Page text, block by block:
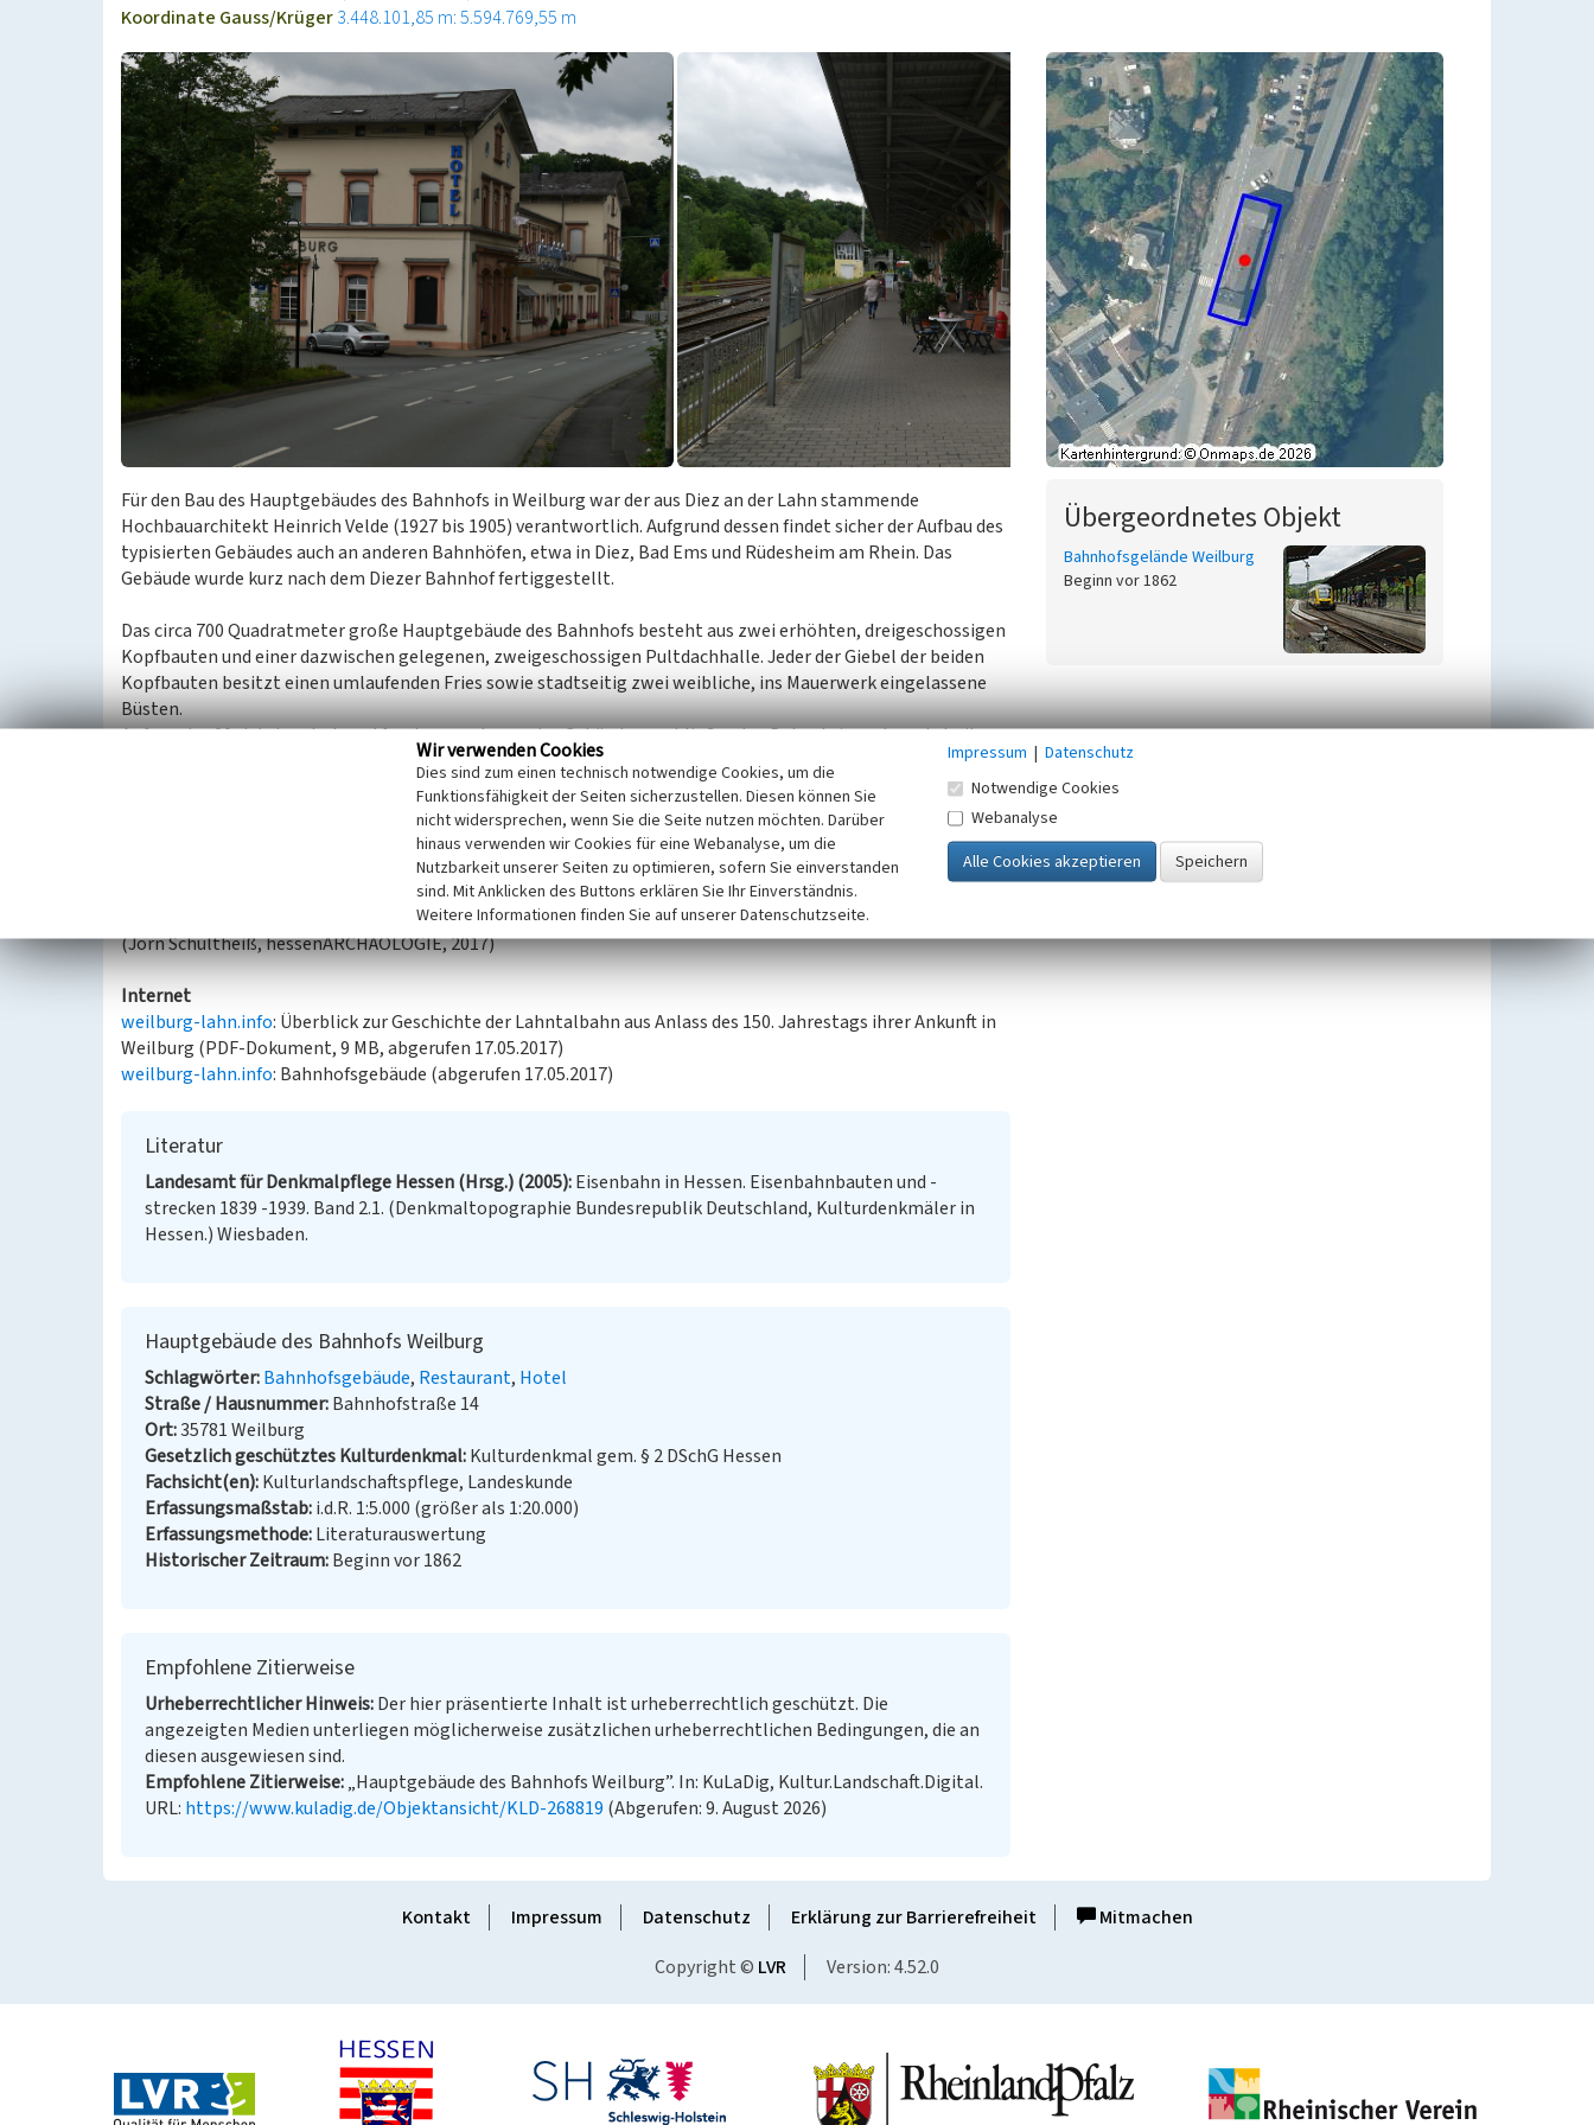
Koordinate Gauss/Krüger3.448.101,85 m: 5.594.769,55 m
Für den Bau des Hauptgebäudes des Bahnhofs in Weilburg war der aus Diez an der Lahn stammende
Hochbauarchitekt Heinrich Velde (1927 bis 1905) verantwortlich. Aufgrund dessen findet sicher der Aufbau des
typisierten Gebäudes auch an anderen Bahnhöfen, etwa in Diez, Bad Ems und Rüdesheim am Rhein. Das
Gebäude wurde kurz nach dem Diezer Bahnhof fertiggestellt.
Das circa 700 Quadratmeter große Hauptgebäude des Bahnhofs besteht aus zwei erhöhten, dreigeschossigen
Kopfbauten und einer dazwischen gelegenen, zweigeschossigen Pultdachhalle. Jeder der Giebel der beiden
Kopfbauten besitzt einen umlaufenden Fries sowie stadtseitig zwei weibliche, ins Mauerwerk eingelassene
Büsten.
Anfang des 20. Jahrhunderts entfernte man den an das Gebäude anschließenden Bahnsteig und ersetzte ihn
durch einen Inselbahnsteig, der durch einen Tunnel erreicht werden kann.
Im Zweiten Weltkrieg wurde die Pultdachhallte des Hauptgebäudes geschädigt, sie wurde anschließend in
vereinfachter Form wiederaufgebaut.
Im Jahr 2005 kaufte die Stadt Weilburg das Hauptgebäude des Bahnhofs. Sie verkaufte das Gebäude
anschließend an einen Investor, heute finden sich dort ein Hotel mit Restaurant, ein Kiosk sowie eine
Mobilitätzentrale. Durch die Nutzung befindet sich das Gebäude heute in einem guten baulichen Zustand.
(Jörn Schultheiß, hessenARCHÄOLOGIE, 2017)
Internet
weilburg-lahn.info: Überblick zur Geschichte der Lahntalbahn aus Anlass des 150. Jahrestags ihrer Ankunft in
Weilburg (PDF-Dokument, 9 MB, abgerufen 17.05.2017)
weilburg-lahn.info: Bahnhofsgebäude (abgerufen 17.05.2017)
Literatur
Landesamt für Denkmalpflege Hessen (Hrsg.) (2005) Eisenbahn in Hessen. Eisenbahnbauten und -
strecken 1839 -1939. Band 2.1. (Denkmaltopographie Bundesrepublik Deutschland, Kulturdenkmäler in
Hessen.) Wiesbaden.
Hauptgebäude des Bahnhofs Weilburg
Schlagwörter Bahnhofsgebäude Restaurant Hotel
Straße / Hausnummer Bahnhofstraße 14
Ort 35781 Weilburg
Gesetzlich geschütztes Kulturdenkmal Kulturdenkmal gem. § 2 DSchG Hessen
Fachsicht(en) Kulturlandschaftspflege, Landeskunde
Erfassungsmaßstab i.d.R. 1:5.000 (größer als 1:20.000)
Erfassungsmethode Literaturauswertung
Historischer Zeitraum Beginn vor 1862
Empfohlene Zitierweise
Urheberrechtlicher Hinweis Der hier präsentierte Inhalt ist urheberrechtlich geschützt. Die
angezeigten Medien unterliegen möglicherweise zusätzlichen urheberrechtlichen Bedingungen, die an
diesen ausgewiesen sind.
Empfohlene Zitierweise „Hauptgebäude des Bahnhofs Weilburg”. In: KuLaDig, Kultur.Landschaft.Digital.
URL: https://www.kuladig.de/Objektansicht/KLD-268819 (Abgerufen: 9. August 2026)
Übergeordnetes Objekt
Bahnhofsgelände Weilburg
Beginn vor 1862
Kontakt Impressum Datenschutz Erklärung zur Barrierefreiheit
Mitmachen
Copyright © LVR Version: 4.52.0
Wir verwenden Cookies
Dies sind zum einen technisch notwendige Cookies, um die
Funktionsfähigkeit der Seiten sicherzustellen. Diesen können Sie
nicht widersprechen, wenn Sie die Seite nutzen möchten. Darüber
hinaus verwenden wir Cookies für eine Webanalyse, um die
Nutzbarkeit unserer Seiten zu optimieren, sofern Sie einverstanden
sind. Mit Anklicken des Buttons erklären Sie Ihr Einverständnis.
Weitere Informationen finden Sie auf unserer Datenschutzseite.
Impressum | Datenschutz
Notwendige Cookies
Webanalyse